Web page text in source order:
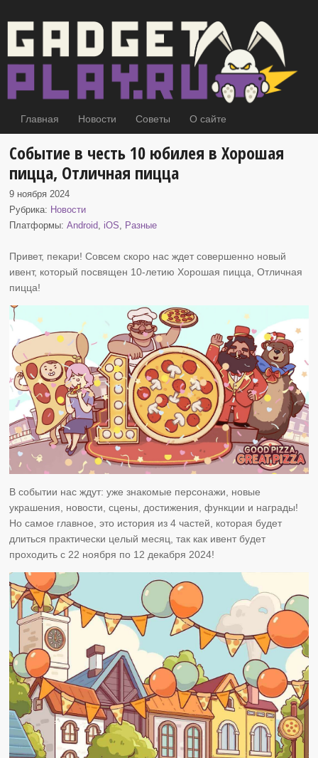
Главная Новости Советы О сайте
Событие в честь 10 юбилея в Хорошая
пицца, Отличная пицца
9 ноября 2024
Рубрика: Новости
Платформы:Android, iOS, Разные
Привет, пекари! Совсем скоро нас ждет совершенно новый
ивент, который посвящен 10-летию Хорошая пицца, Отличная
пицца!
В событии нас ждут: уже знакомые персонажи, новые
украшения, новости, сцены, достижения, функции и награды!
Но самое главное, это история из 4 частей, которая будет
длиться практически целый месяц, так как ивент будет
проходить с 22 ноября по 12 декабря 2024!